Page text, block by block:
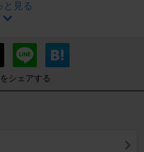
と見る
シェアする